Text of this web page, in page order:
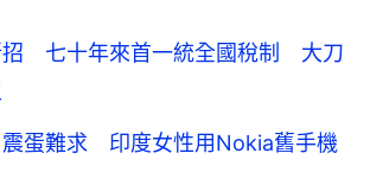
招 七十年來首一統全國稅制 大刀
震蛋難求 印度女性用Nokia舊手機